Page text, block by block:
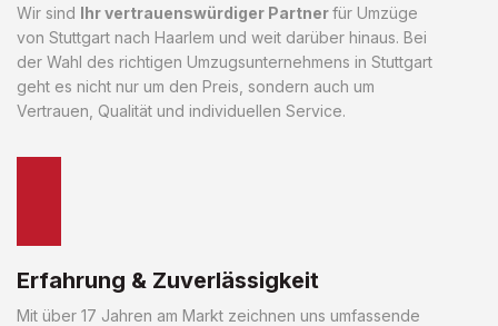
Wir sind Ihr vertrauenswürdiger Partnerfür Umzüge
von Stuttgart nach Haarlem und weit darüber hinaus. Bei
der Wahl des richtigen Umzugsunternehmens in Stuttgart
geht es nicht nur um den Preis, sondern auch um
Vertrauen, Qualität und individuellen Service.
Erfahrung & Zuverlässigkeit
Mit über 17 Jahren am Markt zeichnen uns umfassende